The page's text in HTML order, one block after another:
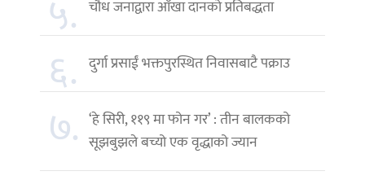
५. चौध जनाद्वारा आँखा दानको प्रतिबद्धता
६. दुर्गा प्रसाईं भक्तपुरस्थित निवासबाटै पक्राउ
७. ‘हे सिरी, ११९ मा फोन गर’ : तीन बालकको
सूझबुझले बच्यो एक वृद्धाको ज्यान